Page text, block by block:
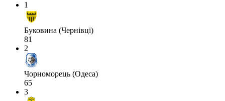
1
Буковина (Чернівці)
81
2
Чорноморець (Одеса)
65
3